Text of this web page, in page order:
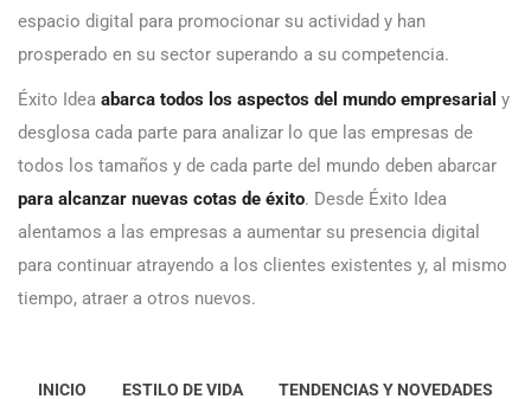
espacio digital para promocionar su actividad y han
prosperado en su sector superando a su competencia.
Éxito Idea abarca todos los aspectos del mundo empresarial y
desglosa cada parte para analizar lo que las empresas de
todos los tamaños y de cada parte del mundo deben abarcar
para alcanzar nuevas cotas de éxito. Desde Éxito Idea
alentamos a las empresas a aumentar su presencia digital
para continuar atrayendo a los clientes existentes y, al mismo
tiempo, atraer a otros nuevos.
INICIO ESTILO DE VIDA TENDENCIAS Y NOVEDADES